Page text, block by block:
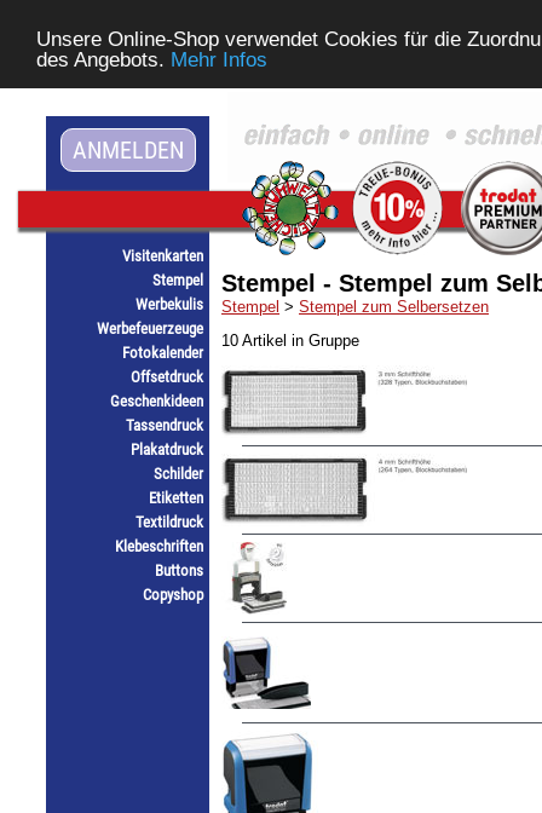
Unsere Online-Shop verwendet Cookies für die
des Angebots. Mehr Infos
ANMELDEN
Visitenkarten
Stempel
Werbekulis
Werbefeuerzeuge
Fotokalender
Offsetdruck
Geschenkideen
Tassendruck
Plakatdruck
Schilder
Etiketten
Textildruck
Klebeschriften
Buttons
Copyshop
Stempel - Stempel zum
Stempel > Stempel zum Selbersetzen
10 Artikel in Gruppe